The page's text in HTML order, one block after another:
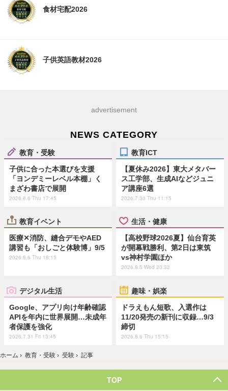
食材宅配2026
子供英語教材2026
advertisement
NEWS CATEGORY
教育・受験
子供に合った本選びを支援
「ヨンデミーレベル本棚」く
まざわ書店で展開
2026.8.6 Thu 17:45
教育ICT
【夏休み2026】東大メタバー
ス工学部、生成AIなどジュニ
ア講座6選
2026.7.30 Thu 11:15
教育イベント
医療✕消防、縫合デモやAED
講習も「おしごと体験博」9/5
2026.8.6 Thu 18:15
生活・健康
【高校野球2026夏】仙台育英
が開幕戦勝利、第2日は東筑
vs神村学園ほか
2026.8.5 Wed 20:32
デジタル生活
Google、アプリ向け年齢確認
APIを年内に世界展開…未成年
者保護を強化
2026.7.31 Fri 13:45
趣味・娯楽
ドラえもん短歌、入選作は
11/20発売の新刊に収録…9/3
締切
2026.8.6 Thu 15:15
ホーム › 教育・受験 › 受験 › 記事
TOP